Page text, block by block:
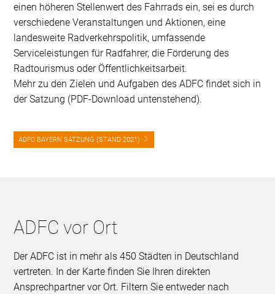
einen höheren Stellenwert des Fahrrads ein, sei es durch
verschiedene Veranstaltungen und Aktionen, eine
landesweite Radverkehrspolitik, umfassende
Serviceleistungen für Radfahrer, die Förderung des
Radtourismus oder Öffentlichkeitsarbeit.
Mehr zu den Zielen und Aufgaben des ADFC findet sich in
der Satzung (PDF-Download untenstehend).
ADFC BAYERN SATZUNG (STAND 2021)
ADFC vor Ort
Der ADFC ist in mehr als 450 Städten in Deutschland
vertreten. In der Karte finden Sie Ihren direkten
Ansprechpartner vor Ort. Filtern Sie entweder nach